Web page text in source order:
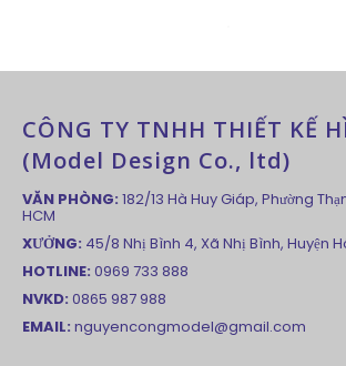
CÔNG TY TNHH THIẾT KẾ
(Model Design Co., ltd)
VĂN PHÒNG: 182/13 Hà Huy Giáp, Phường
HCM
XƯỞNG: 45/8 Nhị Bình 4, Xã Nhị Bình, Huyện
HOTLINE: 0969 733 888
NVKD: 0865 987 988
EMAIL: nguyencongmodel@gmail.com